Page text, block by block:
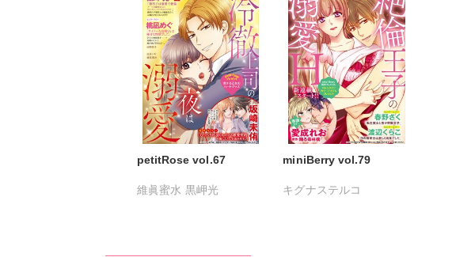
petitRose vol.67
維眞蜜水 黒岬光
miniBerry vol.79
キグナステルコ